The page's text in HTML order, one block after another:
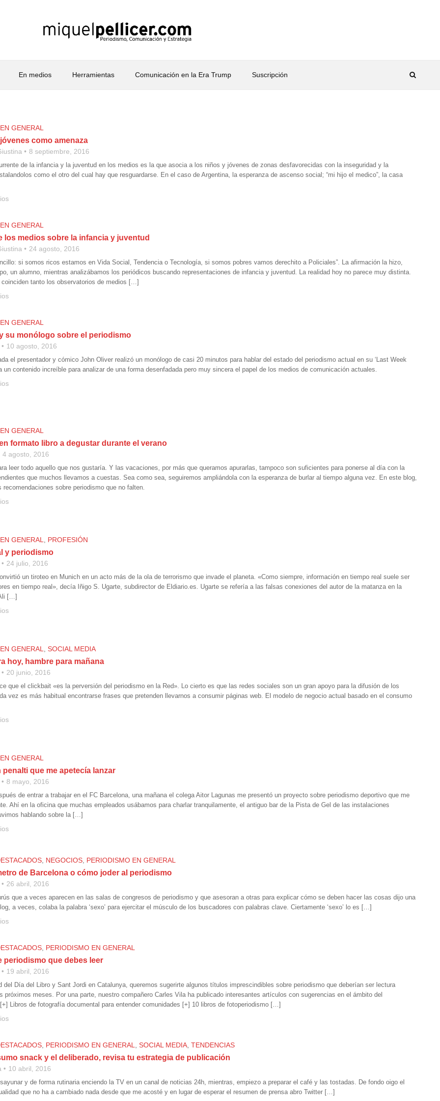
En medios Herramientas Comunicación en la Era Trump Suscripción
GENERAL
como amenaza
8 septiembre, 2016
de la infancia y la juventud en los medios es la que asocia a los niños y jóvenes de zonas desfavorecidas con la inseguridad y la
como el otro del cual hay que resguardarse. En el caso de Argentina, la esperanza de ascenso social; “mi hijo el medico”, la casa
GENERAL
los medios sobre la infancia y juventud
24 agosto, 2016
si somos ricos estamos en Vida Social, Tendencia o Tecnología, si somos pobres vamos derechito a Policiales”. La afirmación la hizo,
un alumno, mientras analizábamos los periódicos buscando representaciones de infancia y juventud. La realidad hoy no parece muy distinta.
tanto los observatorios de medios […]
GENERAL
su monólogo sobre el periodismo
10 agosto, 2016
el presentador y cómico John Oliver realizó un monólogo de casi 20 minutos para hablar del estado del periodismo actual en su ‘Last Week
un contenido increíble para analizar de una forma desenfadada pero muy sincera el papel de los medios de comunicación actuales.
GENERAL
formato libro a degustar durante el verano
4 agosto, 2016
leer todo aquello que nos gustaría. Y las vacaciones, por más que queramos apurarlas, tampoco son suficientes para ponerse al día con la
que muchos llevamos a cuestas. Sea como sea, seguiremos ampliándola con la esperanza de burlar al tiempo alguna vez. En este blog,
recomendaciones sobre periodismo que no falten.
GENERAL PROFESIÓN
y periodismo
24 julio, 2016
un tiroteo en Munich en un acto más de la ola de terrorismo que invade el planeta. «Como siempre, información en tiempo real suele ser
en tiempo real», decía Iñigo S. Ugarte, subdirector de Eldiario.es. Ugarte se refería a las falsas conexiones del autor de la matanza en la
[…]
GENERAL SOCIAL MEDIA
hoy, hambre para mañana
20 junio, 2016
que el clickbait «es la perversión del periodismo en la Red». Lo cierto es que las redes sociales son un gran apoyo para la difusión de los
vez es más habitual encontrarse frases que pretenden llevarnos a consumir páginas web. El modelo de negocio actual basado en el consumo
GENERAL
penalti que me apetecía lanzar
8 mayo, 2016
de entrar a trabajar en el FC Barcelona, una mañana el colega Aitor Lagunas me presentó un proyecto sobre periodismo deportivo que me
Ahí en la oficina que muchas empleados usábamos para charlar tranquilamente, el antiguo bar de la Pista de Gel de las instalaciones
hablando sobre la […]
NEGOCIOS PERIODISMO EN GENERAL
de Barcelona o cómo joder al periodismo
26 abril, 2016
que a veces aparecen en las salas de congresos de periodismo y que asesoran a otras para explicar cómo se deben hacer las cosas dijo una
a veces, colaba la palabra ‘sexo’ para ejercitar el músculo de los buscadores con palabras clave. Ciertamente ‘sexo’ lo es […]
, PERIODISMO EN GENERAL
periodismo que debes leer
19 abril, 2016
del Día del Libro y Sant Jordi en Catalunya, queremos sugerirte algunos títulos imprescindibles sobre periodismo que deberían ser lectura
próximos meses. Por una parte, nuestro compañero Carles Vila ha publicado interesantes artículos con sugerencias en el ámbito del
Libros de fotografía documental para entender comunidades [+] 10 libros de fotoperiodismo […]
, PERIODISMO EN GENERAL, SOCIAL MEDIA, TENDENCIAS
snack y el deliberado, revisa tu estrategia de publicación
10 abril, 2016
y de forma rutinaria enciendo la TV en un canal de noticias 24h, mientras, empiezo a preparar el café y las tostadas. De fondo oigo el
que no ha a cambiado nada desde que me acosté y en lugar de esperar el resumen de prensa abro Twitter […]